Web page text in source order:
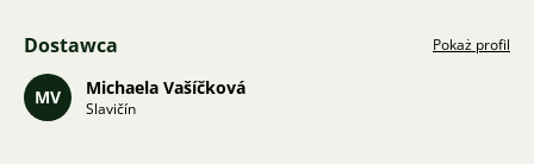
Dostawca Pokaż profil
MV Michaela Vašíčková
Slavičín